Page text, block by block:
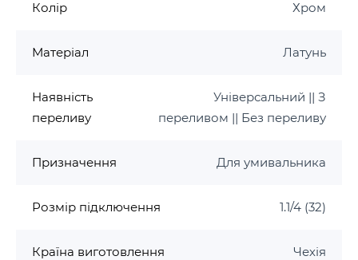
Колір Хром
Матеріал Латунь
Наявність
переливу
Універсальний || З
переливом || Без переливу
Призначення Для умивальника
Розмір підключення 1.1/4 (32)
Країна виготовлення Чехія